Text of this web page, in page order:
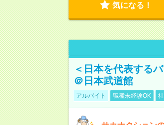
気になる！
＜日本を代表する
＠日本武道館
アルバイト 職種未経験OK